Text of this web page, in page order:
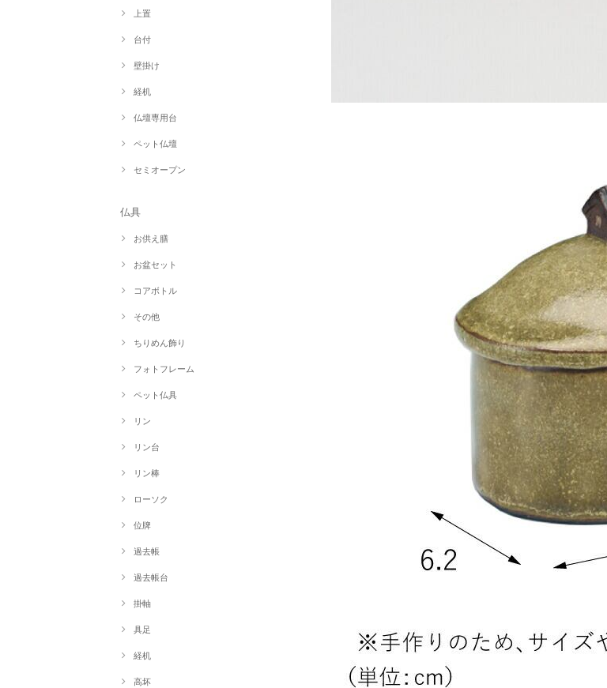
上置
台付
壁掛け
経机
仏壇専用台
ペット仏壇
セミオープン
仏具
お供え膳
お盆セット
コアボトル
その他
ちりめん飾り
フォトフレーム
ペット仏具
リン
リン台
リン棒
ローソク
位牌
過去帳
過去帳台
掛軸
具足
経机
高坏